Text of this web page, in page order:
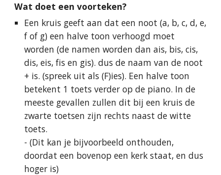
Wat doet een voorteken?
Een kruis geeft aan dat een noot (a, b, c, d, e,
f of g) een halve toon verhoogd moet
worden (de namen worden dan ais, bis, cis,
dis, eis, fis en gis). dus de naam van de noot
+ is. (spreek uit als (F)ies). Een halve toon
betekent 1 toets verder op de piano. In de
meeste gevallen zullen dit bij een kruis de
zwarte toetsen zijn rechts naast de witte
toets.
- (Dit kan je bijvoorbeeld onthouden,
doordat een bovenop een kerk staat, en dus
hoger is)